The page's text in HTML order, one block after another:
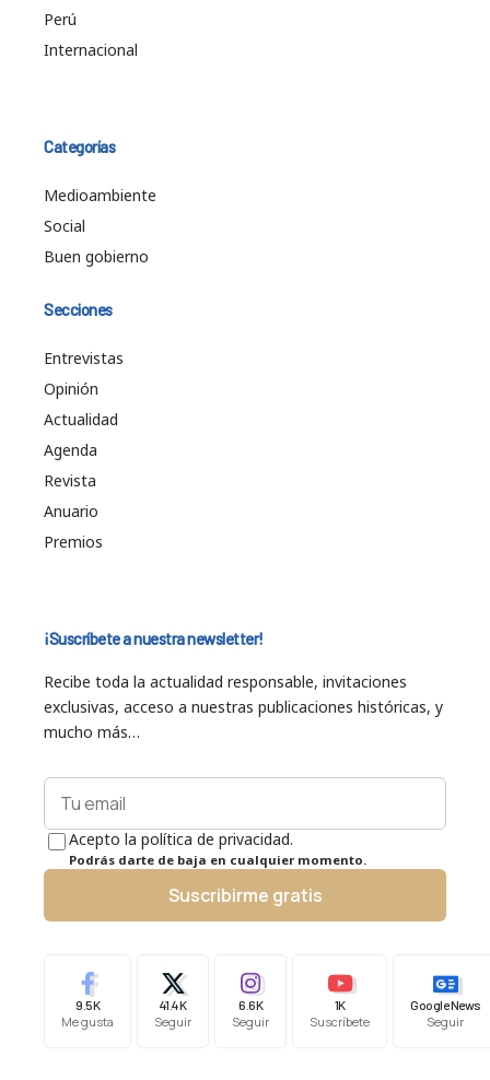
Perú
Internacional
Categorías
Medioambiente
Social
Buen gobierno
Secciones
Entrevistas
Opinión
Actualidad
Agenda
Revista
Anuario
Premios
¡Suscríbete a nuestra newsletter!
Recibe toda la actualidad responsable, invitaciones
exclusivas, acceso a nuestras publicaciones históricas, y
mucho más…
Acepto la política de privacidad.
Podrás darte de baja en cualquier momento.
Suscribirme gratis
9.5K
Me gusta
41.4K
Seguir
6.6K
Seguir
1K
Suscríbete
Google News
Seguir